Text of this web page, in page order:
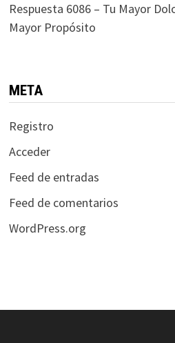
Respuesta 6086 – Tu Mayor
Mayor Propósito
META
Registro
Acceder
Feed de entradas
Feed de comentarios
WordPress.org